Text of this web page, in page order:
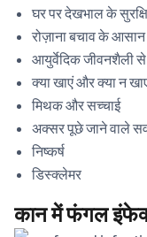
घर पर देखभाल के
रोज़ाना बचाव के
आयुर्वेदिक जीवनशैली
क्या खाएं और क्या न
मिथक और सच्चाई
अक्सर पूछे जाने वाले
निष्कर्ष
डिस्क्लेमर
कान में फंगल